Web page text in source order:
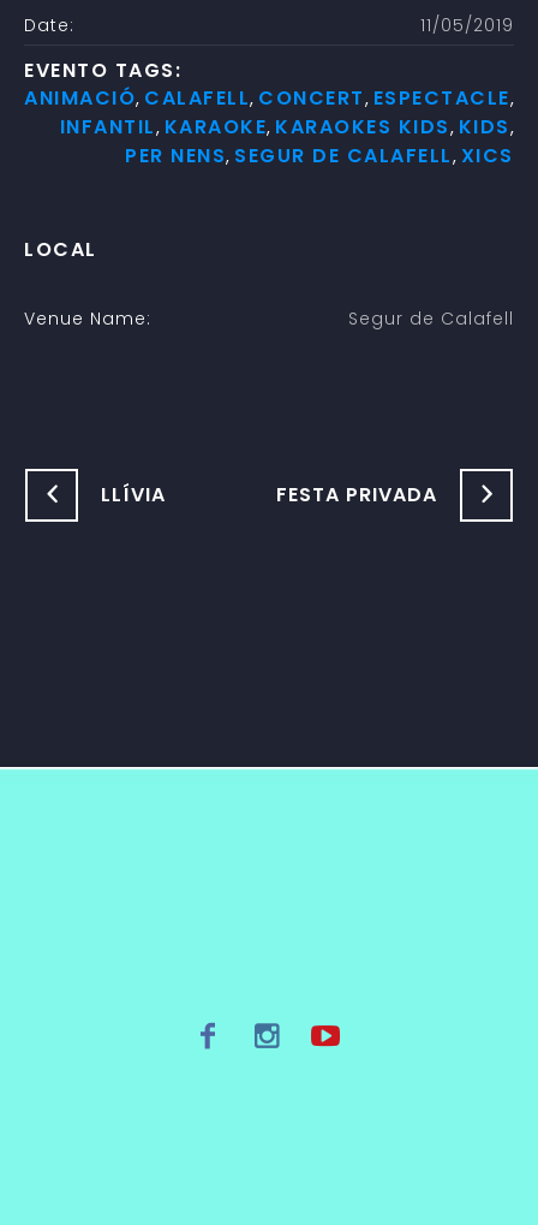
Date: 11/05/2019
EVENTO TAGS:
ANIMACIÓ, CALAFELL, CONCERT, ESPECTACLE,
INFANTIL, KARAOKE, KARAOKES KIDS, KIDS,
PER NENS, SEGUR DE CALAFELL, XICS
LOCAL
Venue Name: Segur de Calafell
LLÍVIA FESTA PRIVADA